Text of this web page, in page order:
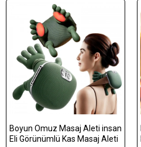
Boyun Omuz Masaj Aleti insan
Eli Görünümlü Kas Masaj Aleti